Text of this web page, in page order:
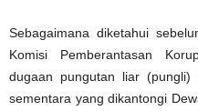
Sebagaimana diketahui
Komisi Pemberantasan
dugaan pungutan liar
sementara yang dikantongi